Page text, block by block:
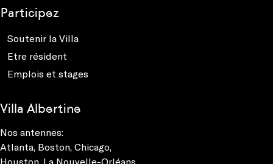
Participez
Soutenir la Villa
Etre résident
Emplois et stages
Villa Albertine
Nos antennes:
Atlanta, Boston, Chicago,
Houston, La Nouvelle-Orléans,